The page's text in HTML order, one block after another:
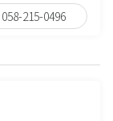
058-215-0496